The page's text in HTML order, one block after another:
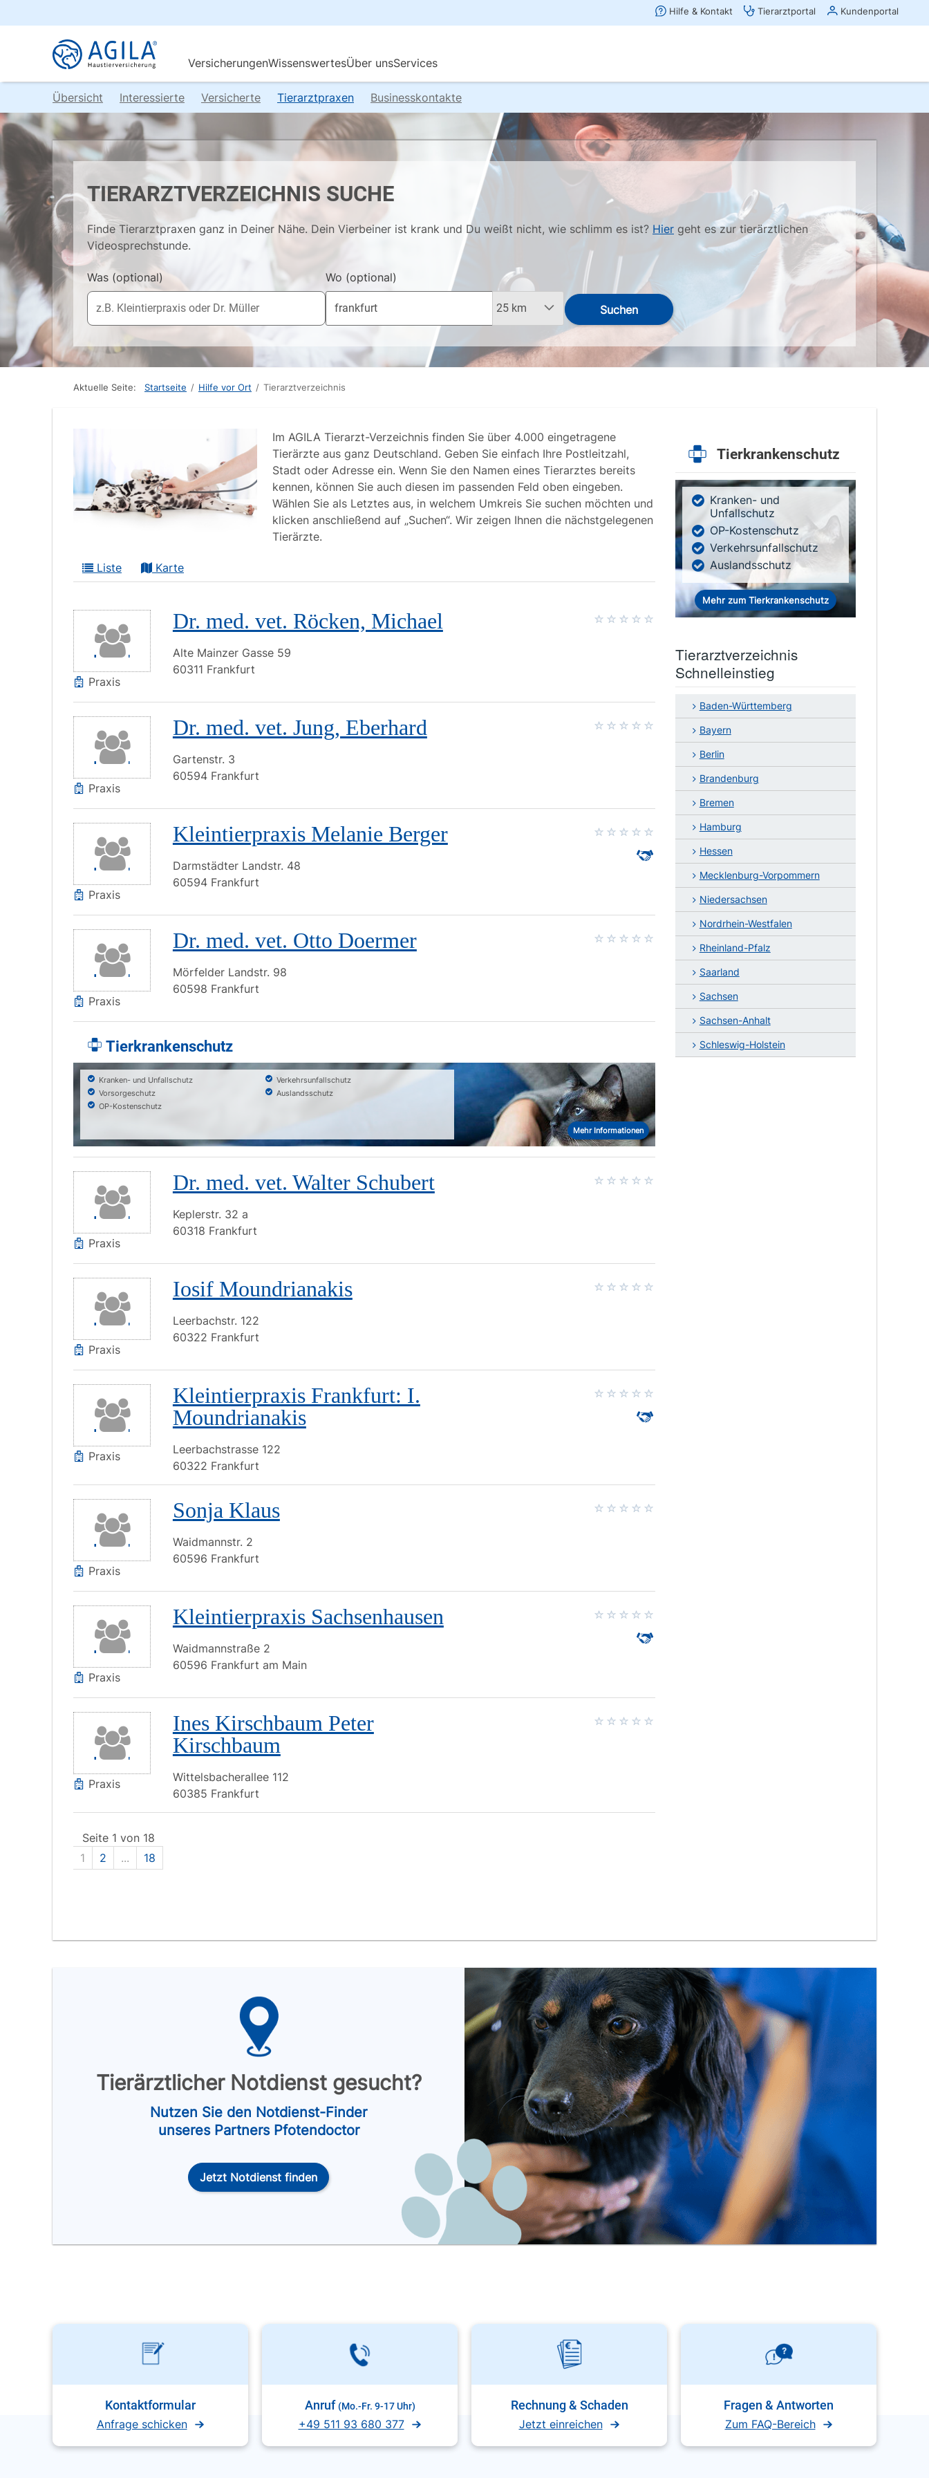
Übersicht Interessierte Versicherte Tierarztpraxen Businesskontakte
TIERARZTVERZEICHNIS SUCHE
Finde Tierarztpraxen ganz in Deiner Nähe. Dein Vierbeiner ist krank und Du weißt nicht, wie schlimm es ist? Hier geht es zur tierärztlichen
Videosprechstunde.
Was (optional) Wo (optional)
Suchen
Aktuelle Seite: Startseite / Hilfe vor Ort / Tierarztverzeichnis
Im AGILA Tierarzt-Verzeichnis finden Sie über 4.000 eingetragene
Tierärzte aus ganz Deutschland. Geben Sie einfach Ihre Postleitzahl,
Stadt oder Adresse ein. Wenn Sie den Namen eines Tierarztes bereits
kennen, können Sie auch diesen im passenden Feld oben eingeben.
Wählen Sie als Letztes aus, in welchem Umkreis Sie suchen möchten und
klicken anschließend auf „Suchen“. Wir zeigen Ihnen die nächstgelegenen
Tierärzte.
Liste Karte
Praxis
Dr. med. vet. Röcken, Michael
Alte Mainzer Gasse 59
60311 Frankfurt
Praxis
Dr. med. vet. Jung, Eberhard
Gartenstr. 3
60594 Frankfurt
Praxis
Kleintierpraxis Melanie Berger
Darmstädter Landstr. 48
60594 Frankfurt
Praxis
Dr. med. vet. Otto Doermer
Mörfelder Landstr. 98
60598 Frankfurt
Tierkrankenschutz
Kranken- und Unfallschutz
Vorsorgeschutz
OP-Kostenschutz
Verkehrsunfallschutz
Auslandsschutz
Mehr Informationen
Praxis
Dr. med. vet. Walter Schubert
Keplerstr. 32 a
60318 Frankfurt
Praxis
Iosif Moundrianakis
Leerbachstr. 122
60322 Frankfurt
Praxis
Kleintierpraxis Frankfurt: I.
Moundrianakis
Leerbachstrasse 122
60322 Frankfurt
Praxis
Sonja Klaus
Waidmannstr. 2
60596 Frankfurt
Praxis
Kleintierpraxis Sachsenhausen
Waidmannstraße 2
60596 Frankfurt am Main
Praxis
Ines Kirschbaum Peter
Kirschbaum
Wittelsbacherallee 112
60385 Frankfurt
Seite 1 von 18
1
2 ... 18
Tierkrankenschutz
Kranken- und
Unfallschutz
OP-Kostenschutz
Verkehrsunfallschutz
Auslandsschutz
Mehr zum Tierkrankenschutz
Tierarztverzeichnis
Schnelleinstieg
Baden-Württemberg
Bayern
Berlin
Brandenburg
Bremen
Hamburg
Hessen
Mecklenburg-Vorpommern
Niedersachsen
Nordrhein-Westfalen
Rheinland-Pfalz
Saarland
Sachsen
Sachsen-Anhalt
Schleswig-Holstein
Tierärztlicher Notdienst gesucht?
Nutzen Sie den Notdienst-Finder
unseres Partners Pfotendoctor
Jetzt Notdienst finden
Kontaktformular
Anfrage schicken
Anruf (Mo.-Fr. 9-17 Uhr)
+49 511 93 680 377
Rechnung & Schaden
Jetzt einreichen
Fragen & Antworten
Zum FAQ-Bereich